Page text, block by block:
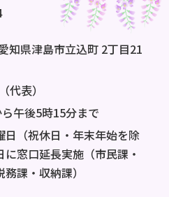
県津島市立込町 2丁目21
代表）
午後5時15分まで
日（祝休日・年末年始を除
に窓口延長実施（市民課・
課・収納課）